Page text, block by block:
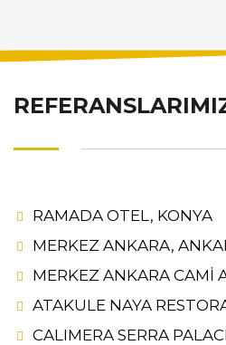
RAMADA OTEL, KONYA
MERKEZ ANKARA,
MERKEZ ANKARA CAMİ
ATAKULE NAYA
CALIMERA SERRA